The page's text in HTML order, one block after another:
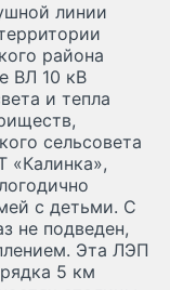
линии
района
ВЛ 10 кВ
и тепла
сельсовета
«Калинка»,
с детьми. С
не подведен,
Эта ЛЭП
5 км